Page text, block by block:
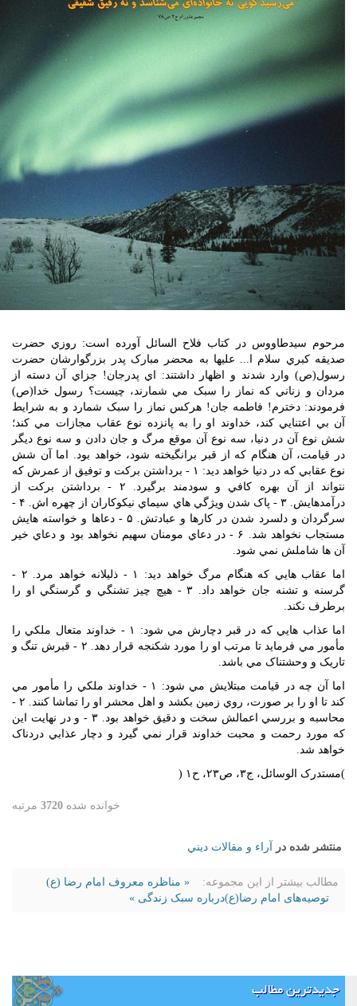
مرحوم سيدطاووس در کتاب فلاح السائل آورده است: روزي حضرت
صديقه کبري سلام ا... عليها به محضر مبارک پدر بزرگوارشان حضرت
رسول(ص) وارد شدند و اظهار داشتند: اي پدرجان! جزاي آن دسته از
مردان و زناني که نماز را سبک مي شمارند، چيست؟ رسول خدا(ص)
فرمودند: دخترم! فاطمه جان! هرکس نماز را سبک شمارد و به شرايط
آن بي اعتنايي کند، خداوند او را به پانزده نوع عقاب مجازات مي کند؛
شش نوع آن در دنيا، سه نوع آن موقع مرگ و جان دادن و سه نوع ديگر
در قيامت، آن هنگام که از قبر برانگيخته شود، خواهد بود. اما آن شش
نوع عقابي که در دنيا خواهد ديد: ۱ - برداشتن برکت و توفيق از عمرش که
نتواند از آن بهره کافي و سودمند برگيرد. ۲ - برداشتن برکت از
درآمدهايش. ۳ - پاک شدن ويژگي هاي سيماي نيکوکاران از چهره اش. ۴ -
سرگردان و دلسرد شدن در کارها و عبادتش. ۵ - دعاها و خواسته هايش
مستجاب نخواهد شد. ۶ - در دعاي مومنان سهيم نخواهد بود و دعاي خير
آن ها شاملش نمي شود.
اما عقاب هايي که هنگام مرگ خواهد ديد: ۱ - ذليلانه خواهد مرد. ۲ -
گرسنه و تشنه جان خواهد داد. ۳ - هيچ چيز تشنگي و گرسنگي او را
برطرف نکند.
اما عذاب هايي که در قبر دچارش مي شود: ۱ - خداوند متعال ملکي را
مأمور مي فرمايد تا مرتب او را مورد شکنجه قرار دهد. ۲ - قبرش تنگ و
تاريک و وحشتناک مي باشد.
اما آن چه در قيامت مبتلايش مي شود: ۱ - خداوند ملکي را مأمور مي
کند تا او را بر صورت، روي زمين بکشد و اهل محشر او را تماشا کنند. ۲ -
محاسبه و بررسي اعمالش سخت و دقيق خواهد بود. ۳ - و در نهايت اين
که مورد رحمت و محبت خداوند قرار نمي گيرد و دچار عذابي دردناک
خواهد شد.
)مستدرک الوسائل، ج۳، ص۲۳، ح۱ (
خوانده شده 3720 مرتبه
منتشر شده در آراء و مقالات ديني
مطالب بیشتر از این مجموعه:
« مناظره معروف امام رضا (ع)
توصیه‌های امام رضا(ع)درباره سبک زندگی »
جدیدترین مطالب